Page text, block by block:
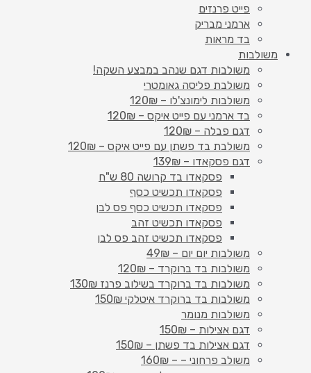
פייט פרנזים
ארמני מבריק
בד מראות
משולבות
משולבות דגם שנהב במבצע השקה!
משולבת פליסה גאומטרי
משולבות לימונצ'לו – 120₪
בד ארמני עם פייט איקס – 120₪
דגם פבלה – 120₪
משולבת בד פשתן עם פייט איקס – 120₪
דגם פסקאדו – 139₪
פסקאדו בד קרושה 80 ש"ח
פסקאדו תכשיט כסף
פסקאדו תכשיט כסף פס לבן
פסקאדו תכשיט זהב
פסקאדו תכשיט זהב פס לבן
משולבות יום יום – 49₪
משולבות בד ברוקרד – 120₪
משולבות בד ברוקרד בשילוב פרנז 130₪
משולבות בד ברוקרד איטלקי 150₪
משולבות מנומר
דגם אצילות – 150₪
דגם אצילות בד פשתן – 150₪
משולב פרחוני – – 160₪